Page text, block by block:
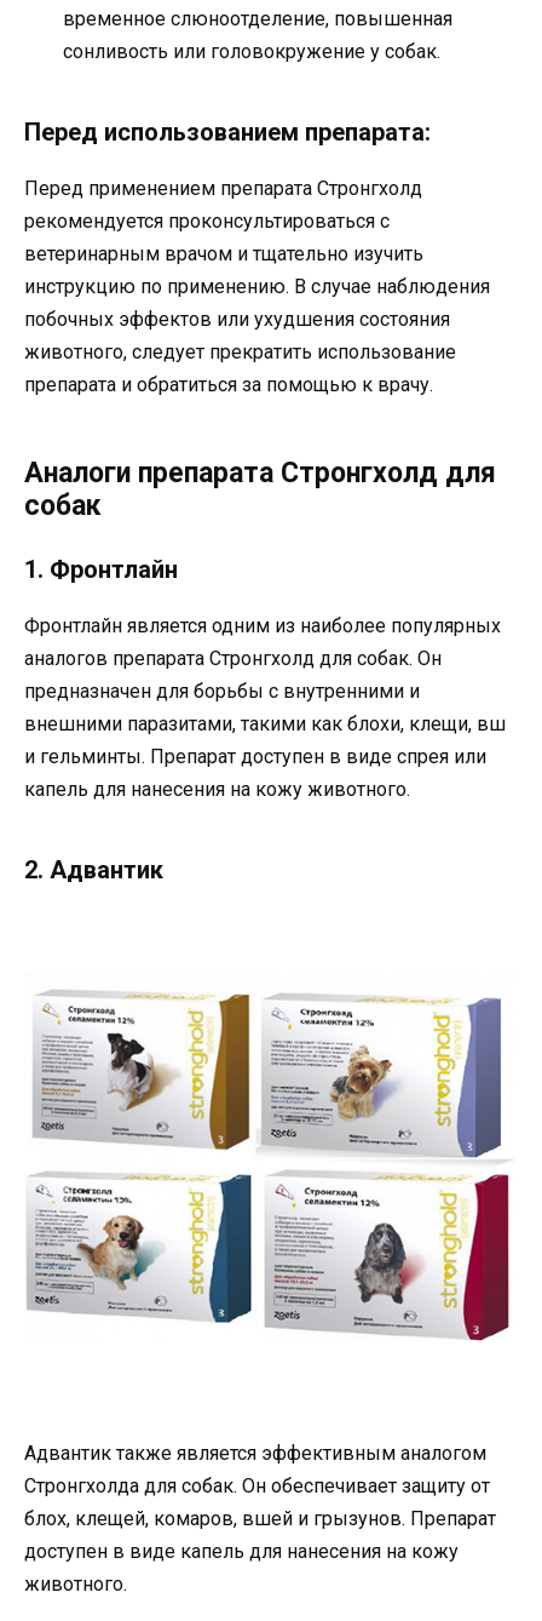
временное слюноотделение, повышенная
сонливость или головокружение у собак.
Перед использованием препарата:
Перед применением препарата Стронгхолд
рекомендуется проконсультироваться с
ветеринарным врачом и тщательно изучить
инструкцию по применению. В случае наблюдения
побочных эффектов или ухудшения состояния
животного, следует прекратить использование
препарата и обратиться за помощью к врачу.
Аналоги препарата Стронгхолд для
собак
1. Фронтлайн
Фронтлайн является одним из наиболее популярных
аналогов препарата Стронгхолд для собак. Он
предназначен для борьбы с внутренними и
внешними паразитами, такими как блохи, клещи, вш
и гельминты. Препарат доступен в виде спрея или
капель для нанесения на кожу животного.
2. Адвантик
Адвантик также является эффективным аналогом
Стронгхолда для собак. Он обеспечивает защиту от
блох, клещей, комаров, вшей и грызунов. Препарат
доступен в виде капель для нанесения на кожу
животного.